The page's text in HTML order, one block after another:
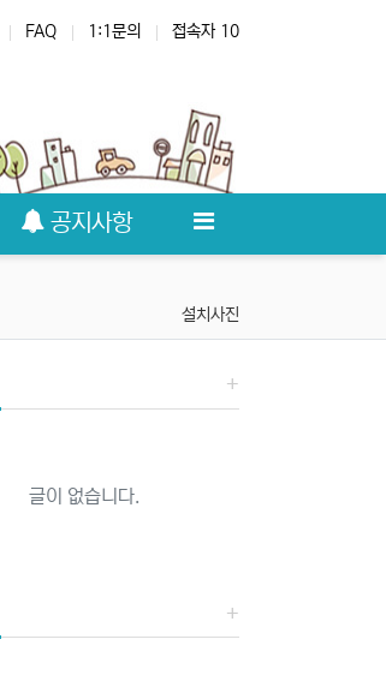
FAQ 1:1문의 접속자 10
공지사항
설치사진
글이 없습니다.